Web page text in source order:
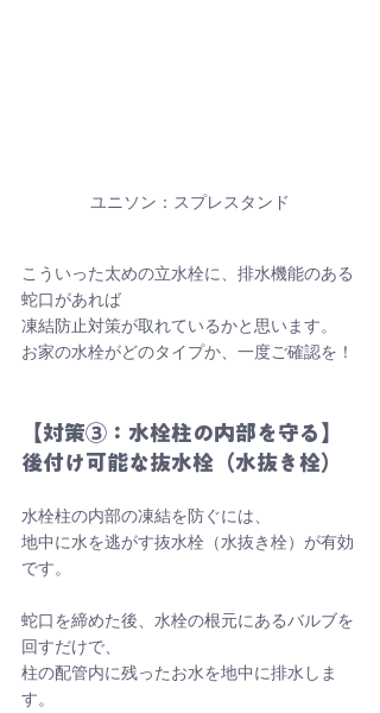
ユニソン：スプレスタンド
こういった太めの立水栓に、排水機能のある
蛇口があれば
凍結防止対策が取れているかと思います。
お家の水栓がどのタイプか、一度ご確認を！
【対策③：水栓柱の内部を守る】
後付け可能な抜水栓（水抜き栓）
水栓柱の内部の凍結を防ぐには、
地中に水を逃がす抜水栓（水抜き栓）が有効
です。
蛇口を締めた後、水栓の根元にあるバルブを
回すだけで、
柱の配管内に残ったお水を地中に排水しま
す。